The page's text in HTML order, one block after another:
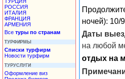
РОССИЯ
ИТАЛИЯ
ФРАНЦИЯ
АРМЕНИЯ
Все туры по странам
ТУРФИРМЫ
Списки турфирм
Новости турфирм
ТУРУСЛУГИ
Оформление виз
ночей): 10/9
Даты
на любой
отдых на